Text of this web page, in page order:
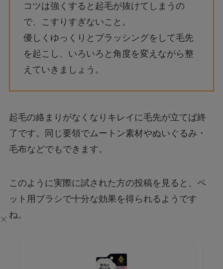
コツは強くすると起毛が抜けてしまうの
で、こすりすぎないこと。
優しくゆっくりとブラッシングをして毛先
を起こし、いろいろと角度を変えながら整
えていきましょう。
起毛の絡まりがなくなりキレイに毛先が立てば終
了です。同じ要領でムートン素材やぬいぐるみ・
毛布などでもできます。
このように実際に試された方の投稿を見ると、ペ
ット用ブラシで十分な効果を得られるようです
ね。